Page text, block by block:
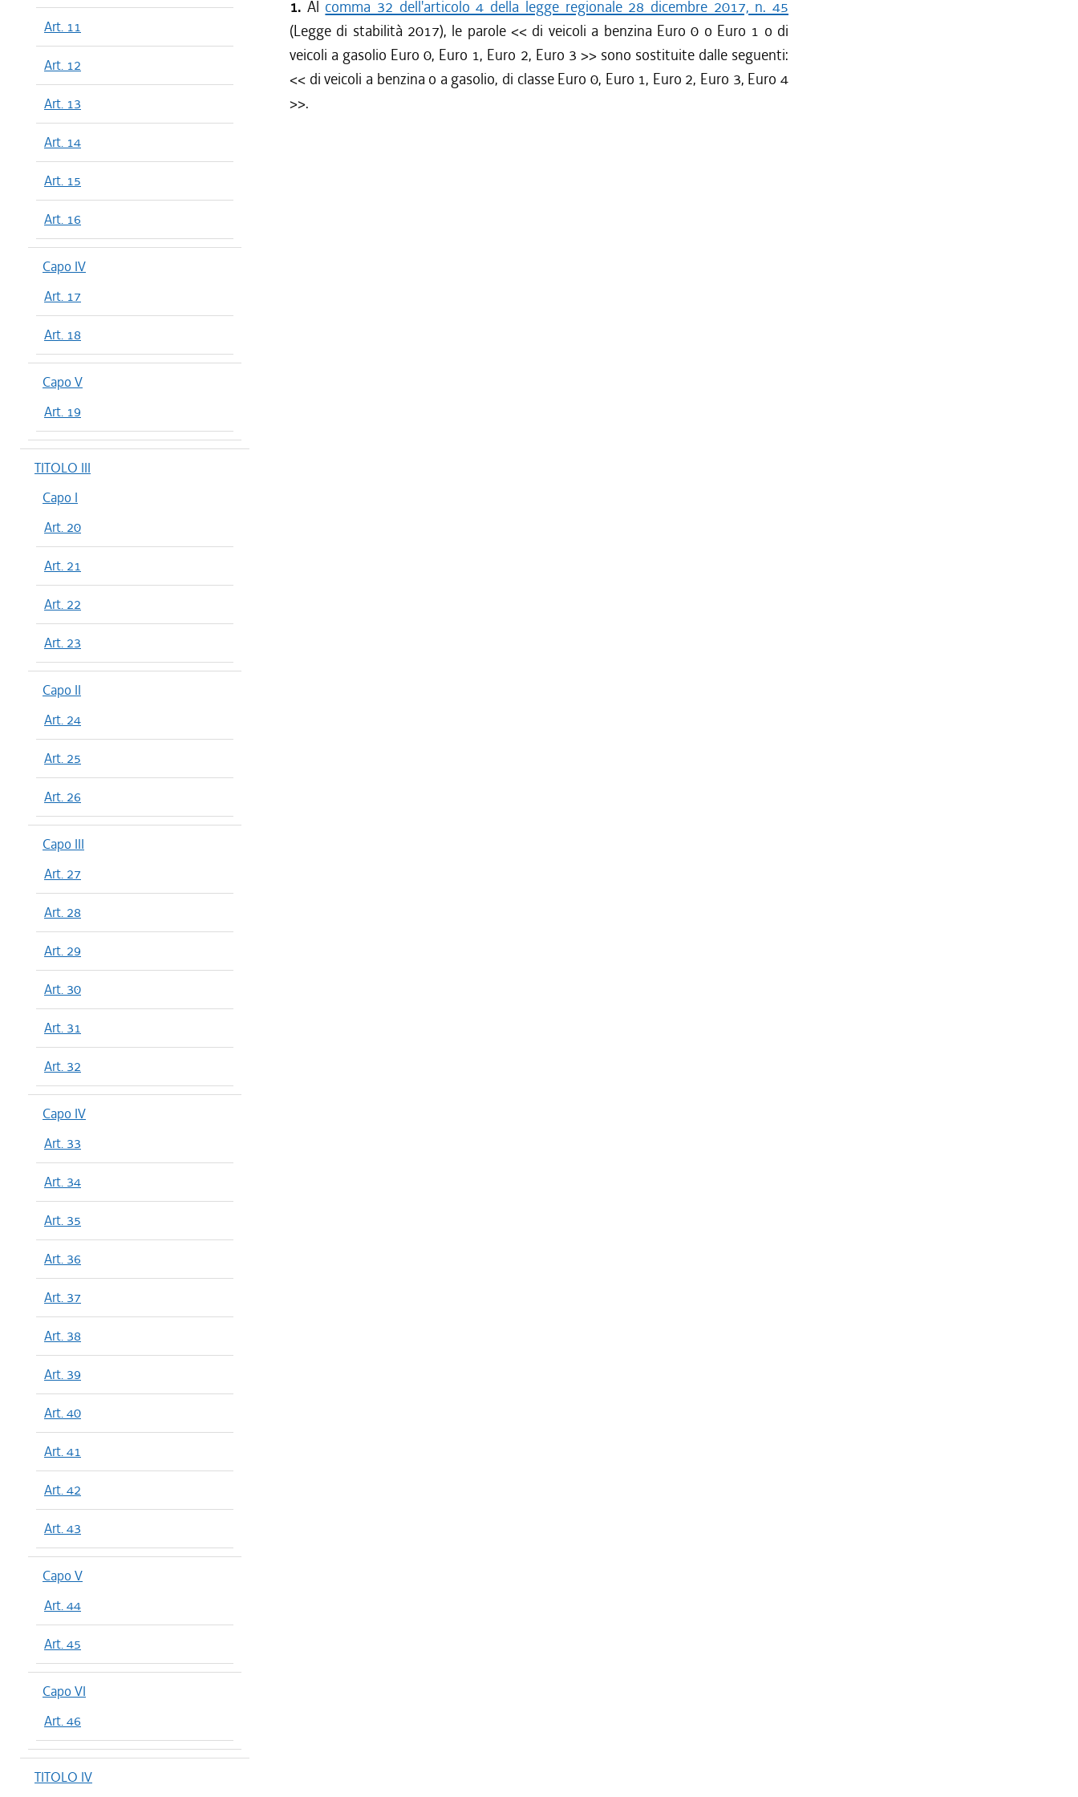
Art. 11
Art. 12
Art. 13
Art. 14
Art. 15
Art. 16
Capo IV
Art. 17
Art. 18
Capo V
Art. 19
TITOLO III
Capo I
Art. 20
Art. 21
Art. 22
Art. 23
Capo II
Art. 24
Art. 25
Art. 26
Capo III
Art. 27
Art. 28
Art. 29
Art. 30
Art. 31
Art. 32
Capo IV
Art. 33
Art. 34
Art. 35
Art. 36
Art. 37
Art. 38
Art. 39
Art. 40
Art. 41
Art. 42
Art. 43
Capo V
Art. 44
Art. 45
Capo VI
Art. 46
TITOLO IV
1. Al comma 32 dell'articolo 4 della legge regionale 28 dicembre 2017, n. 45
(Legge di stabilità 2017), le parole << di veicoli a benzina Euro 0 o Euro 1 o di
veicoli a gasolio Euro 0, Euro 1, Euro 2, Euro 3 >> sono sostituite dalle seguenti:
<< di veicoli a benzina o a gasolio, di classe Euro 0, Euro 1, Euro 2, Euro 3, Euro 4
>>.